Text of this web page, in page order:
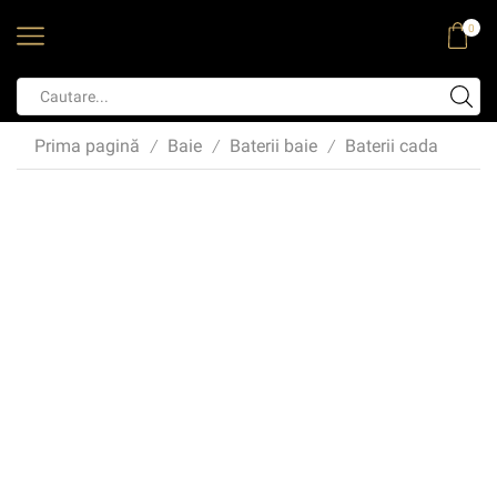
0
Prima pagină / Baie / Baterii baie / Baterii cada